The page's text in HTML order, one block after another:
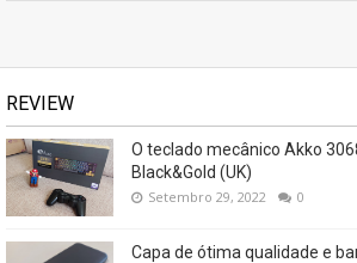
REVIEW
O teclado mecânico Akko
Black&Gold (UK)
Setembro 29, 2022 0
Capa de ótima qualidade e